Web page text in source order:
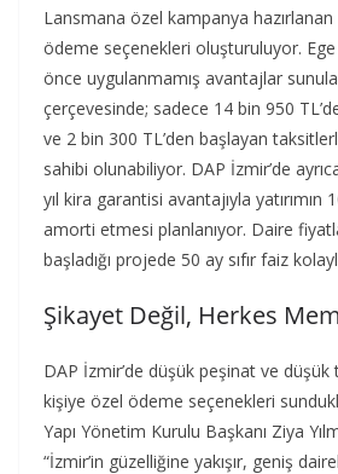
Lansmana özel kampanya
ödeme seçenekleri oluşturuluyor. Ege
önce uygulanmamış avantajlar
çerçevesinde; sadece 14 bin 950
ve 2 bin 300 TL’den başlayan
sahibi olunabiliyor. DAP İzmir’de
yıl kira garantisi avantajıyla yatırımın
amorti etmesi planlanıyor. Daire
başladığı projede 50 ay sıfır faiz
Şikayet Değil, Herkes
DAP İzmir’de düşük peşinat ve düşük
kişiye özel ödeme seçenekleri
Yapı Yönetim Kurulu Başkanı Ziya
“İzmir’in güzelliğine yakışır, geniş